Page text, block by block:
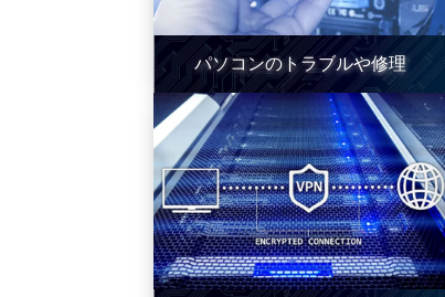
パソコンのトラブルや修理